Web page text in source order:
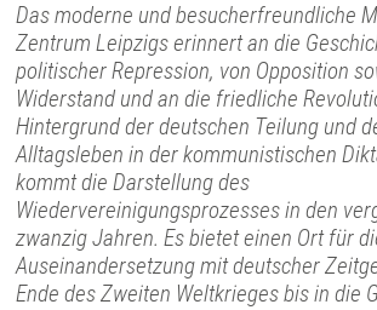
Das moderne und besucherfreundliche
Zentrum Leipzigs erinnert an die
politischer Repression, von Opposition
Widerstand und an die friedliche
Hintergrund der deutschen Teilung und
Alltagsleben in der kommunistischen
kommt die Darstellung des
Wiedervereinigungsprozesses in den
zwanzig Jahren. Es bietet einen Ort für
Auseinandersetzung mit deutscher
Ende des Zweiten Weltkrieges bis in die